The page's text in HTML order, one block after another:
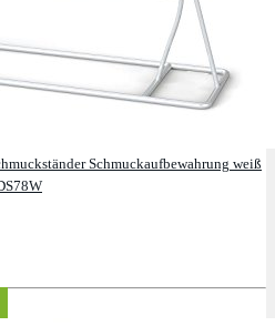
Schmuckaufbewahrung weiß